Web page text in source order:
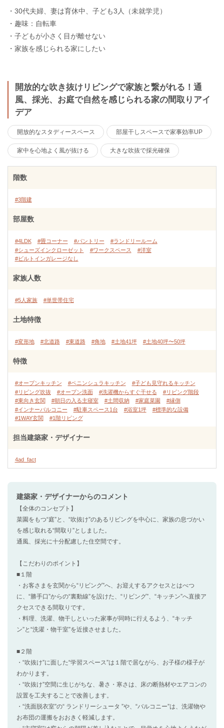
・30代夫婦、妻は育休中、子ども3人（未就学児）
・趣味：自転車
・子どもが小さく目が離せない
・家族を感じられる家にしたい
開放的な吹き抜けリビングで家族と繋がれる！通
風、採光、お庭で自然を感じられる家の間取りアイ
デア
開放的なスタディースペース 部屋干しスペースで家事効率UP
家中を心地よく風が抜ける 大きな吹抜で採光確保
階数
#3階建
部屋数
#4LDK #畳コーナー #パントリー
#ランドリールーム
#シューズインクローゼット
#ワークスペース
#洋室
#ビルトインガレージなし
家族人数
#5人家族 #単世帯住宅
土地特徴
#変形地 #北道路 #東道路 #角地 #土地41坪 #土地40坪〜50坪
特徴
#オープンキッチン #ペニンシュラキッチン
#子ども見守れるキッチン
#リビング吹抜
#オープン洗面 #洗濯機からすぐ干せる
#リビング階段
#東向き玄関
#朝日の入る主寝室 #土間収納 #家庭菜園
#縁側
#インナーバルコニー
#駐車スペース1台 #浴室1坪
#標準的な設備
#1WAY玄関
#1階リビング
担当建築家・デザイナー
4ad_fact
建築家・デザイナーからのコメント
【全体のコンセプト】
菜園をもつ“庭”と、“吹抜け”のあるリビングを中心に、家族の息づかい
を感じ取れる“間取り”としました。
通風、採光に十分配慮した住空間です。
【こだわりのポイント】
■１階
・お客さまを玄関から“リビング”へ、お迎えするアクセスとはべつ
に、“勝手口”からの“裏動線”を設けた、“リビング”、“キッチン”へ直接ア
クセスできる間取りです。
・料理、洗濯、物干しといった家事が同時に行えるよう、“キッチ
ン”と“洗濯・物干室”を近接させました。
■２階
・“吹抜け”に面した“学習スペース”は１階で居ながら、お子様の様子が
わかります。
・“吹抜け”空間に生じがちな、暑さ・寒さは、床の断熱材やエアコンの
設置を工夫することで改善します。
・“洗面脱衣室”の“ ランドリーシュータ ”や、“バルコニー”は、洗濯物や
お布団の運搬をおおきく軽減します。